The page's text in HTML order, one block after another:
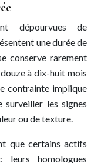
dépourvues de
une durée de
conserve rarement
à dix-huit mois
contrainte implique
surveiller les signes
ou de texture.
que certains actifs
leurs homologues